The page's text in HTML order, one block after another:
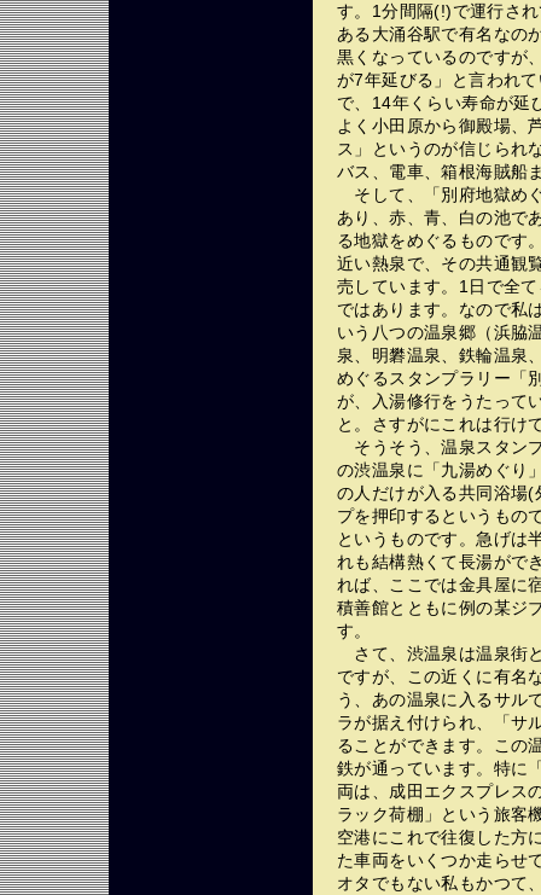
す。1分間隔(!)で運行さ
ある大涌谷駅で有名なの
黒くなっているのですが
が7年延びる」と言われ
で、14年くらい寿命が延
よく小田原から御殿場、
ス」というのが信じられ
バス、電車、箱根海賊船
そして、「別府地獄め
あり、赤、青、白の池で
る地獄をめぐるものです
近い熱泉で、その共通観
売しています。1日で全
ではあります。なので私
いう八つの温泉郷（浜脇
泉、明礬温泉、鉄輪温泉
めぐるスタンプラリー「
が、入湯修行をうたって
と。さすがにこれは行け
そうそう、温泉スタン
の渋温泉に「九湯めぐり
の人だけが入る共同浴場
プを押印するというもの
というものです。急げは
れも結構熱くて長湯がで
れば、ここでは金具屋に
積善館とともに例の某ジ
す。
さて、渋温泉は温泉街
ですが、この近くに有名
う、あの温泉に入るサル
ラが据え付けられ、「サ
ることができます。この
鉄が通っています。特に
両は、成田エクスプレス
ラック荷棚」という旅客
空港にこれで往復した方
た車両をいくつか走らせ
オタでもない私もかつて